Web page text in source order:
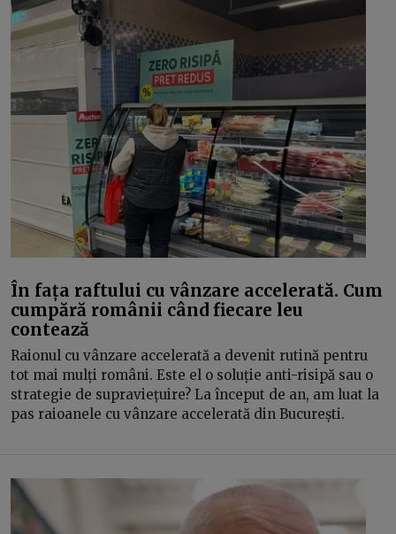
În fața raftului cu vânzare accelerată. Cum
cumpără românii când fiecare leu
contează
Raionul cu vânzare accelerată a devenit rutină pentru
tot mai mulți români. Este el o soluție anti-risipă sau o
strategie de supraviețuire? La început de an, am luat la
pas raioanele cu vânzare accelerată din București.